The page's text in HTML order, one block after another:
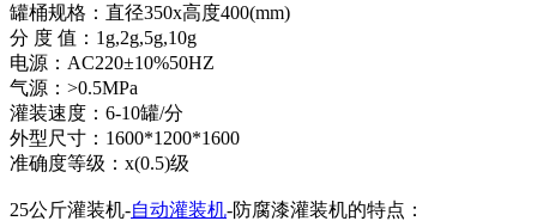
罐桶规格：直径350x高度400(mm)
分 度 值：1g,2g,5g,10g
电源：AC220±10%50HZ
气源：>0.5MPa
灌装速度：6-10罐/分
外型尺寸：1600*1200*1600
准确度等级：x(0.5)级
25公斤灌装机-自动灌装机-防腐漆灌装机的特点：